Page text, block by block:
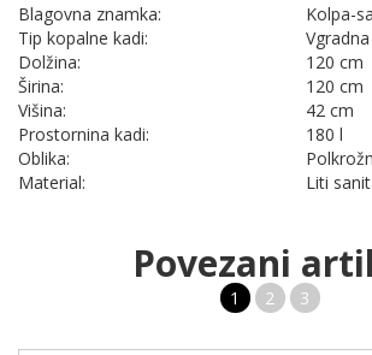
Blagovna znamka:
Kolpa-
Tip kopalne kadi:
Vgradna
Dolžina:
120 cm
Širina:
120 cm
Višina:
42 cm
Prostornina kadi:
180 l
Oblika:
Material:
Liti
Povezani
1 2 3